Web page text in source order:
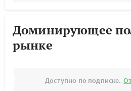
Доминирующее
рынке
Доступно по подписке.